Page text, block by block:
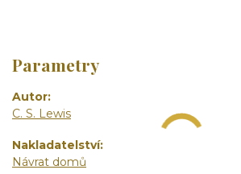
Parametry
Autor
C. S. Lewis
Nakladatelství
Návrat domů